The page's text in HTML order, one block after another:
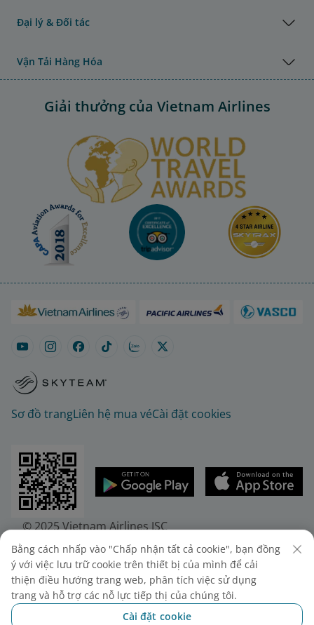
Đại lý & Đối tác
Vận Tải Hàng Hóa
Giải thưởng của Vietnam Airlines
Sơ đồ trangLiên hệ mua véCài đặt cookies
© 2025 Vietnam Airlines JSC
Tổng công ty Hàng không Việt Nam - CTCP. Số 200
Nguyễn Sơn, Phường Bồ Đề, Hà Nội.
Điện thoại: (+84-24) 38272289. Fax: (+84-24)
38722375
Giấy chứng nhận đăng ký doanh nghiệp, mã số
Bằng cách nhấp vào "Chấp nhận tất cả cookie", bạn đồng
ý với việc lưu trữ cookie trên thiết bị của mình để cải
thiện điều hướng trang web, phân tích việc sử dụng
trang và hỗ trợ các nỗ lực tiếp thị của chúng tôi.
Cài đặt cookie